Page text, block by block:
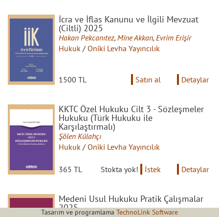
İcra ve İflas Kanunu ve İlgili Mevzuat
(Ciltli) 2025
Hakan Pekcanıtez, Mine Akkan, Evrim Erişir
Hukuk / Oniki Levha Yayıncılık
1500 TL Satın al Detaylar
KKTC Özel Hukuku Cilt 3 - Sözleşmeler
Hukuku (Türk Hukuku ile
Karşılaştırmalı)
Şölen Külahçı
Hukuk / Oniki Levha Yayıncılık
365 TL Stokta yok! İstek Detaylar
Medeni Usul Hukuku Pratik Çalışmalar
2025
Tasarım ve programlama TechnoLink Software